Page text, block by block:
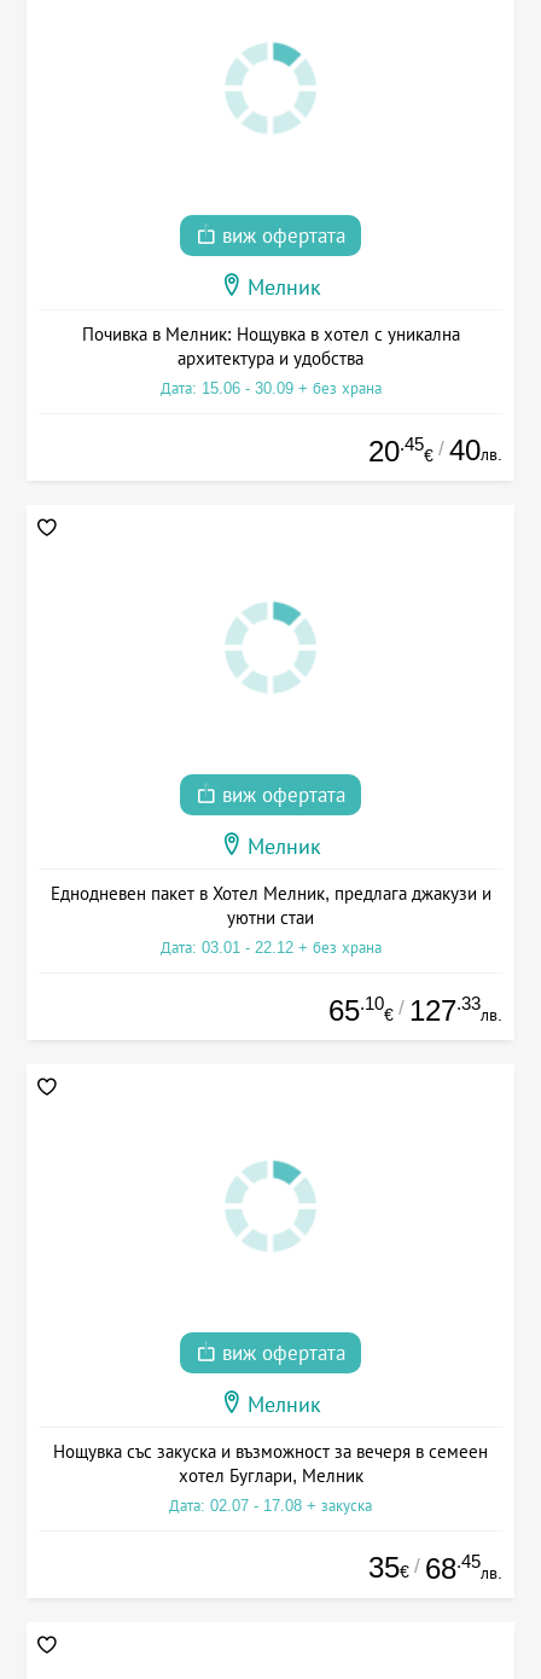
виж офертата
Мелник
Почивка в Мелник: Нощувка в хотел с уникална
архитектура и удобства
Дата: 15.06 - 30.09 + без храна
20.45
€ / 40лв.
виж офертата
Мелник
Еднодневен пакет в Хотел Мелник, предлага джакузи и
уютни стаи
Дата: 03.01 - 22.12 + без храна
65.10
€ / 127.33
лв.
виж офертата
Мелник
Нощувка със закуска и възможност за вечеря в семеен
хотел Буглари, Мелник
Дата: 02.07 - 17.08 + закуска
35€ / 68.45
лв.